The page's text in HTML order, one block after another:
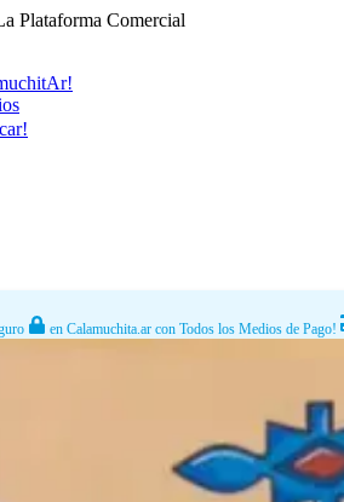
Plataforma Comercial
en Calamuchita.ar con Todos los Medios de Pago!